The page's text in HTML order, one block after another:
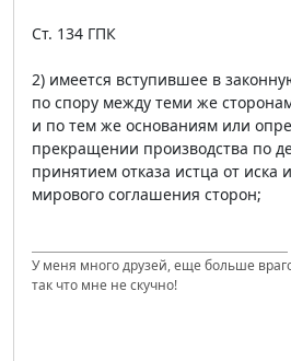
Ст. 134 ГПК
2) имеется вступившее в
по спору между теми же
и по тем же основаниям или
прекращении производства по
принятием отказа истца от иска
мирового соглашения сторон;
У меня много друзей, еще больше
так что мне не скучно!